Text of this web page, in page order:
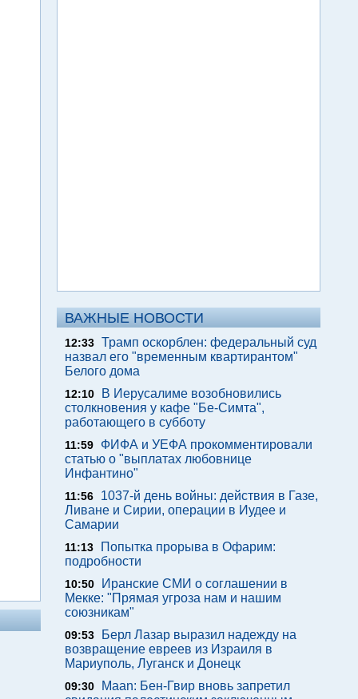
ВАЖНЫЕ НОВОСТИ
12:33 Трамп оскорблен: федеральный суд
назвал его "временным квартирантом"
Белого дома
12:10
В Иерусалиме возобновились
столкновения у кафе "Бе-Симта",
работающего в субботу
11:59
ФИФА и УЕФА прокомментировали
статью о "выплатах любовнице
Инфантино"
11:56
1037-й день войны: действия в Газе,
Ливане и Сирии, операции в Иудее и
Самарии
11:13
Попытка прорыва в Офарим:
подробности
10:50
Иранские СМИ о соглашении в
Мекке: "Прямая угроза нам и нашим
союзникам"
09:53
Берл Лазар выразил надежду на
возвращение евреев из Израиля в
Мариуполь, Луганск и Донецк
09:30
Maan: Бен-Гвир вновь запретил